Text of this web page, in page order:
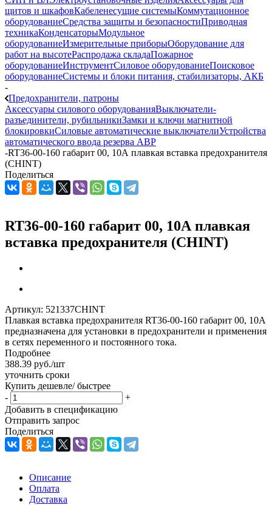
щитов и шкафовКабеленесущие системыКоммутационное
оборудованиеСредства защиты и безопасностиПриводная
техникаКонденсаторыМодульное
оборудованиеИзмерительные приборыОборудование для
работ на высотеРаспродажа складаПожарное
оборудованиеИнструментСиловое оборудованиеПоисковое
оборудованиеСистемы и блоки питания, стабилизаторы, АКБ
-
Предохранители, патроны
Аксессуары силового оборудованияВыключатели-
разъединители, рубильникиЗамки и ключи магнитной
блокировкиСиловые автоматические выключателиУстройства
автоматического ввода резерва АВР
-RT36-00-160 габарит 00, 10А плавкая вставка предохранителя
(CHINT)
Поделиться
RT36-00-160 габарит 00, 10А плавкая
вставка предохранителя (CHINT)
Артикул: 521337CHINT
Плавкая вставка предохранителя RT36-00-160 габарит 00, 10А
предназначена для установки в предохранители и применения
в сетях переменного и постоянного тока.
Подробнее
388.39 руб./шт
уточнить сроки
Купить дешевле/ быстрее
-
+
Добавить в спецификацию
Отправить запрос
Поделиться
Описание
Оплата
Доставка